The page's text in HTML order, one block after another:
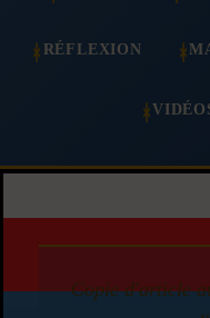
RÉFLEXION
Copie d'article